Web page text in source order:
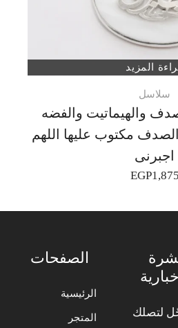
المزيد
سلاسل
والهيماتيت والفضه
مكتوب عليها اللهم
اجبرنى
EGP1,875
الصفحات
الرئيسية
المتجر
لتصلك